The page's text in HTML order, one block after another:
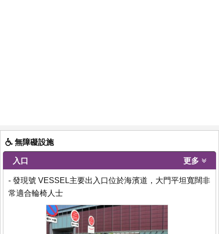
無障礙設施
入口 更多
- 發現號 VESSEL主要出入口位於海濱道，大門平坦寬闊非
常適合輪椅人士